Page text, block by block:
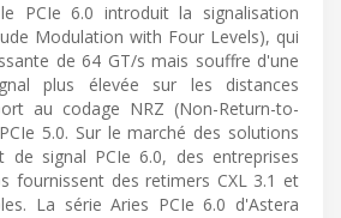
PCIe 6.0 introduit la signalisation
Modulation with Four Levels), qui
de 64 GT/s mais souffre d'une
plus élevée sur les distances
au codage NRZ (Non-Return-to-
5.0. Sur le marché des solutions
de signal PCIe 6.0, des entreprises
fournissent des retimers CXL 3.1 et
La série Aries PCIe 6.0 d'Astera